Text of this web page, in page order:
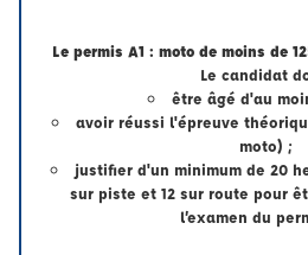
Le permis A1 : moto de moins de
Le candidat
être âgé d'au
avoir réussi l'épreuve
moto) ;
justifier d'un minimum de 20
sur piste et 12 sur route pour
l’examen du